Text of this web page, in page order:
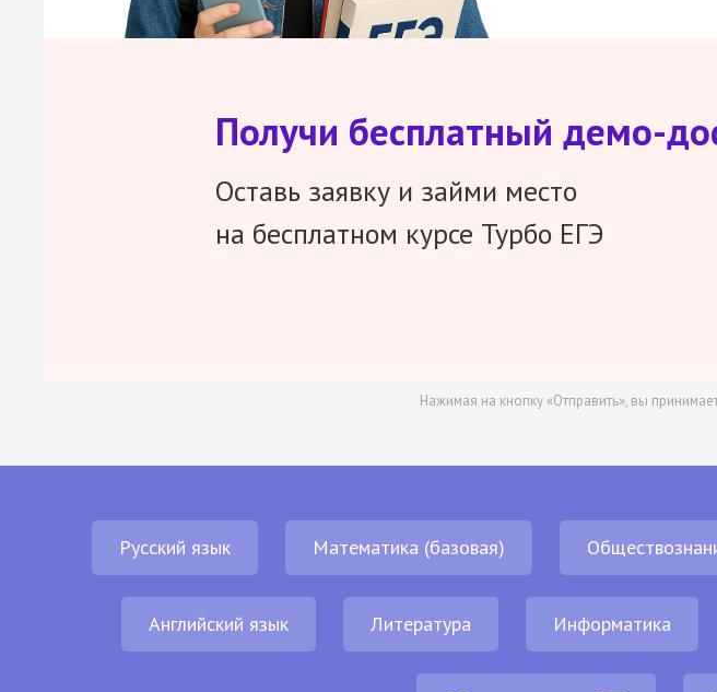
Получи бесплатный демо-
Оставь заявку и займи место
на бесплатном курсе Турбо ЕГЭ
Нажимая на кнопку «Отправить», вы
Русский язык Математика (базовая)
Английский язык Литература Информатика